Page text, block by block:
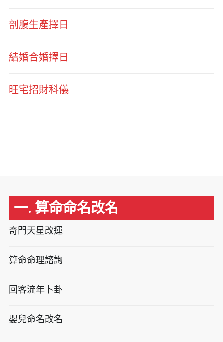
剖腹生產擇日
結婚合婚擇日
旺宅招財科儀
一. 算命命名改名
奇門天星改運
算命命理諮詢
回客流年卜卦
嬰兒命名改名